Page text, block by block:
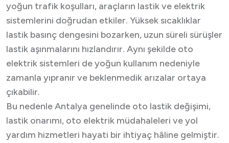
yoğun trafik koşulları, araçların lastik ve elektrik
sistemlerini doğrudan etkiler. Yüksek sıcaklıklar
lastik basınç dengesini bozarken, uzun süreli sürüşler
lastik aşınmalarını hızlandırır. Aynı şekilde oto
elektrik sistemleri de yoğun kullanım nedeniyle
zamanla yıpranır ve beklenmedik arızalar ortaya
çıkabilir.
Bu nedenle Antalya genelinde oto lastik değişimi,
lastik onarımı, oto elektrik müdahaleleri ve yol
yardım hizmetleri hayati bir ihtiyaç hâline gelmiştir.